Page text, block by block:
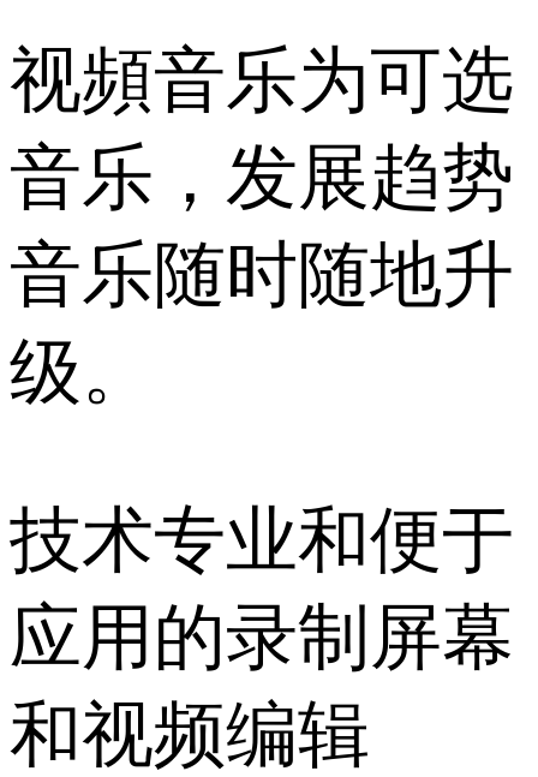
视頻音乐为可选
音乐，发展趋势
音乐随时随地升
级。
技术专业和便于
应用的录制屏幕
和视频编辑